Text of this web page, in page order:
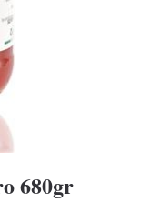
680gr